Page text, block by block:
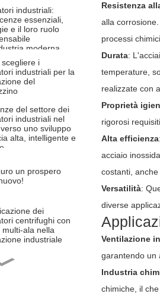
industriali:
essenziali,
e il loro ruolo
moderna
i
industriali per la
del
del settore dei
industriali nel
uno sviluppo
alta, intelligente e
un prospero
dei
centrifughi con
multi-ala nella
industriale
sicurezza e
Resistenza
alla
processi
Durata:
temperature,
realizzate con
Proprietà
rigorosi
Alta efficienza
acciaio
costanti,
Versatilità:
diverse
Ventilazione
garantendo un
Industria
chimiche, il